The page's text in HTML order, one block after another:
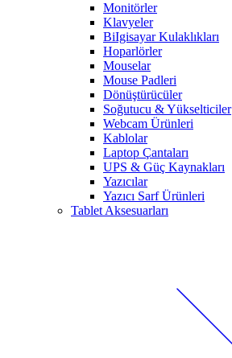
Monitörler
Klavyeler
BiIgisayar Kulaklıkları
Hoparlörler
Mouselar
Mouse Padleri
Dönüştürücüler
Soğutucu & Yükselticiler
Webcam Ürünleri
Kablolar
Laptop Çantaları
UPS & Güç Kaynakları
Yazıcılar
Yazıcı Sarf Ürünleri
Tablet Aksesuarları